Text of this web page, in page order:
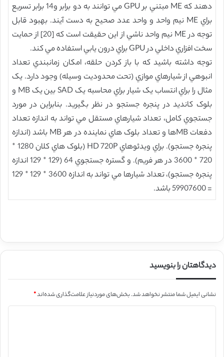
دهند که ME مبتني بر GPU مي توانند به دو برابر و14 برابر تسريع
براي ME نيم واحد و واحد عدد صحيح به دست آيند. بهبود قابل
توجه در ME نيم واحد ناشي از اين حقيقت است که [20] از حمايت
سخت افزاري داخلي در GPU براي درون يابي استفاده مي کند.
توجه داشته باشيد که با باز کردن حلقه، امکان زمانبندي تعداد
انبوهي از شيارهاي موازي (تحت محدوديت وسيله) وجود دارد. يک
مثال را براي انتساب يک شيار براي محاسبه يک SAD بين يک MB و
بلوک کانديد در پنجره جستجو در نظر بگيريد. بنابراين در مورد
جستجوي کامل، تعداد شيارهاي مستقل مي تواند به اندازه تعداد
دفعات MBها و تعداد بلوک هاي نماينده در هر MB باشد (اندازه
پنجره جستجو). براي ويدئوهاي HD 720P (بلوک هاي کلان 1280 *
720 * 3600 در هر فريم). و گستره جستجوي 64 (129 * 129 اندازه
پنجره جستجو)، تعداد شيارها مي تواند به اندازه 3600 * 129 * 129
= 59907600 باشد.
دیدگاهتان را بنویسید
نشانی ایمیل شما منتشر نخواهد شد.بخش‌های موردنیاز علامت‌گذاری شده‌اند*